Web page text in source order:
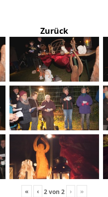
Zurück
« ‹ 2von 2 › »